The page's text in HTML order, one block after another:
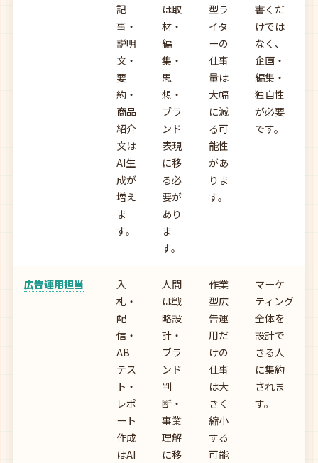
記
事・
説明
文・
要
約・
商品
紹介
文は
AI生
成が
増え
ま
す。
は取
材・
編
集・
思
想・
ブラ
ンド
表現
に移
る必
要が
あり
ま
す。
型ラ
イタ
ーの
仕事
量は
大幅
に減
る可
能性
があ
りま
す。
書くだ
けでは
なく、
企画・
編集・
独自性
が必要
です。
広告運用担当
入
札・
配
信・
AB
テス
ト・
レポ
ート
作成
はAI
人間
は戦
略設
計・
ブラ
ンド
判
断・
事業
理解
に移
作業
型広
告運
用だ
けの
仕事
は大
きく
縮小
する
可能
マーケ
ティング
全体を
設計で
きる人
に集約
されま
す。